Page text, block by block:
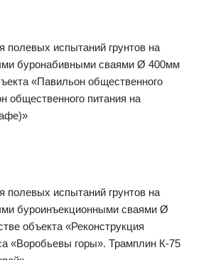
полевых испытаний грунтов на
буронабивными сваями Ø 400мм
«Павильон общественного
общественного питания на
полевых испытаний грунтов на
буроинъекционными сваями Ø
объекта «Реконструкция
«Воробьевы горы». Трамплин К-75